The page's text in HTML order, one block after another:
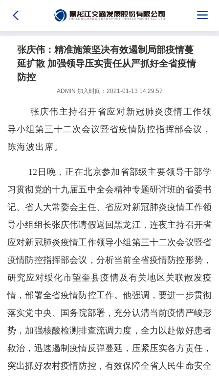
张庆伟：精准施策坚决有效遏制局部疫情蔓
延扩散 加强领导压实责任从严抓好全省疫情
防控
ADMIN 加入时间：2021-01-13 14:29:57
张庆伟主持召开省应对新冠肺炎疫情工作领
导小组第三十二次会议暨省疫情防控指挥部会议，
陈海波出席。
12日晚，正在北京参加省部级主要领导干部学
习贯彻党的十九届五中全会精神专题研讨班的省委书
记、省人大常委会主任、省应对新冠肺炎疫情工作领
导小组组长张庆伟请假返回黑龙江，连夜主持召开省
应对新冠肺炎疫情工作领导小组第三十二次会议暨省
疫情防控指挥部会议，分析当前全省疫情防控形势，
研究应对绥化市望奎县疫情及有关地区关联散发疫
情，部署全省疫情防控工作。他强调，要进一步贯彻
落实党中央、国务院部署，充分认清当前疫情严峻形
势，加强核酸检测排查流调力度，全力以赴做好患者
救治，迅速遏制疫情反弹蔓延，压紧压实各方责任，
突出抓好农村疫情防控，有效保障全省人民生命安全